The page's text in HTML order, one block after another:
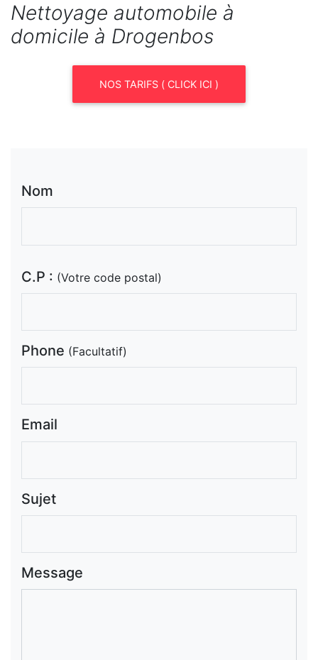
Nettoyage automobile à
domicile à Drogenbos
NOS TARIFS ( CLICK ICI )
Nom
C.P : (Votre code postal)
Phone (Facultatif)
Email
Sujet
Message